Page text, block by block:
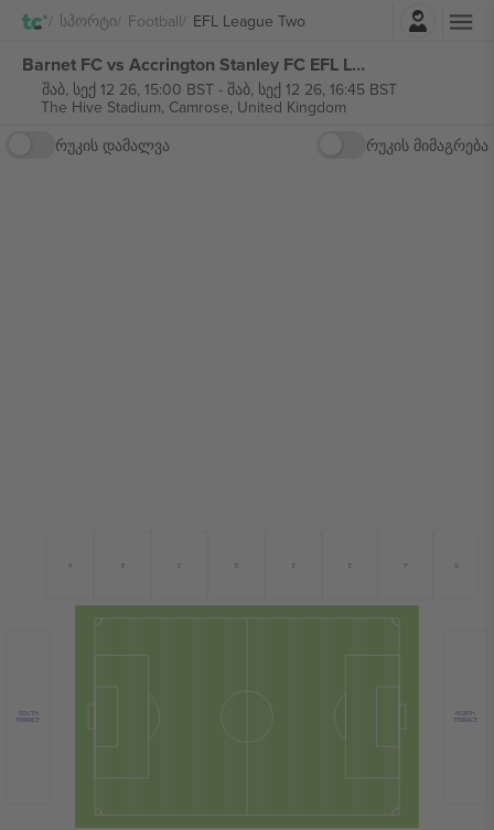
Სპორტი Football EFL League Twoშესვლა
Barnet FC vs Accrington Stanley FC EFL League Two ბილეთი
შაბ, სექ 12 26, 15:00 BST- შაბ, სექ 12 26, 16:45 BST
The Hive Stadium, Camrose, United Kingdom
რუკის დამალვა
რუკის მიმაგრება
A B C D E E F G
NORTH
TERRACE
SOUTH
TERRACE